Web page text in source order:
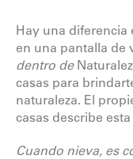
Hay una diferencia
en una pantalla de
dentro de
casas para
naturaleza. El
casas describe
Cuando nieva, es